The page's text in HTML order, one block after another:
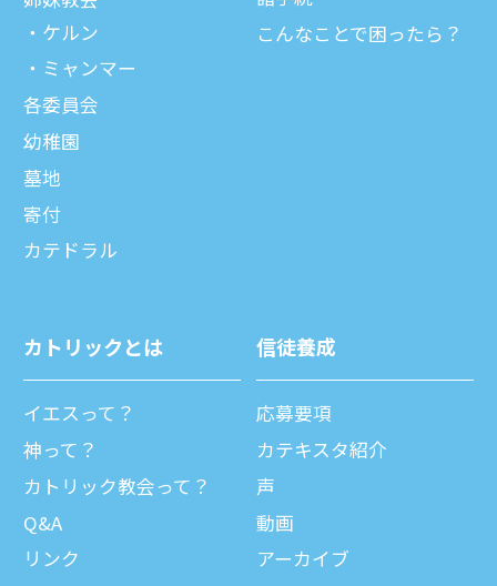
ケルン
ミャンマー
各委員会
幼稚園
墓地
寄付
カテドラル
こんなことで困ったら？
カトリックとは
イエスって？
神って？
カトリック教会って？
Q&A
リンク
信徒養成
応募要項
カテキスタ紹介
声
動画
アーカイブ